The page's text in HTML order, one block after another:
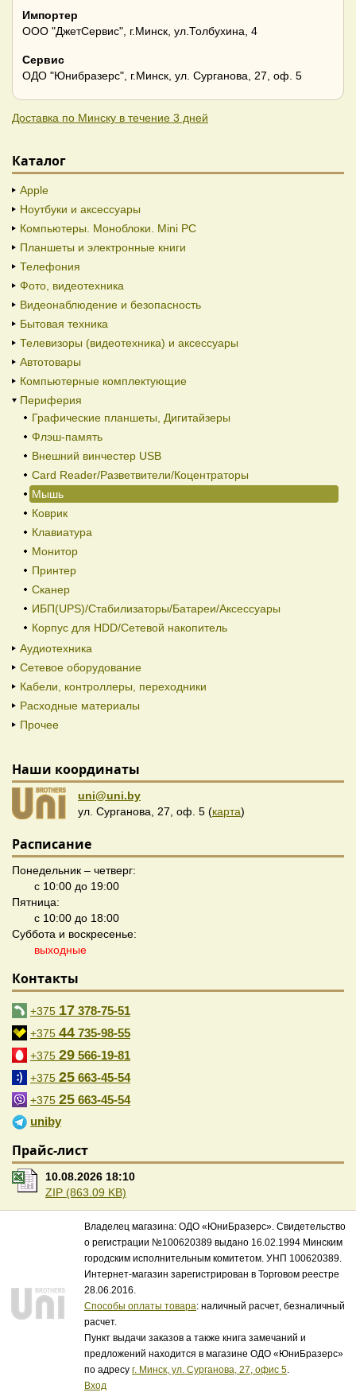
Импортер
ООО "ДжетСервис", г.Минск, ул.Толбухина, 4
Сервис
ОДО "Юнибразерс", г.Минск, ул. Сурганова, 27, оф. 5
Доставка по Минску в течение 3 дней
Каталог
Apple
Ноутбуки и аксессуары
Компьютеры. Моноблоки. Mini PC
Планшеты и электронные книги
Телефония
Фото, видеотехника
Видеонаблюдение и безопасность
Бытовая техника
Телевизоры (видеотехника) и аксессуары
Автотовары
Компьютерные комплектующие
Периферия
Графические планшеты, Дигитайзеры
Флэш-память
Внешний винчестер USB
Card Reader/Разветвители/Коцентраторы
Мышь
Коврик
Клавиатура
Монитор
Принтер
Сканер
ИБП(UPS)/Стабилизаторы/Батареи/Аксессуары
Корпус для HDD/Cетевой накопитель
Аудиотехника
Сетевое оборудование
Кабели, контроллеры, переходники
Расходные материалы
Прочее
Наши координаты
uni@uni.by
ул. Сурганова, 27, оф. 5 (карта)
Расписание
Понедельник – четверг:
с 10:00 до 19:00
Пятница:
с 10:00 до 18:00
Суббота и воскресенье:
выходные
Контакты
+375 17 378-75-51
+375 44 735-98-55
+375 29 566-19-81
+375 25 663-45-54
+375 25 663-45-54
uniby
Прайс-лист
10.08.2026 18:10
ZIP (863.09 KB)
Владелец магазина: ОДО «ЮниБразерс». Свидетельство
о регистрации №100620389 выдано 16.02.1994 Минским
городским исполнительным комитетом. УНП 100620389.
Интернет-магазин зарегистрирован в Торговом реестре
28.06.2016.
Способы оплаты товара: наличный расчет, безналичный
расчет.
Пункт выдачи заказов а также книга замечаний и
предложений находится в магазине ОДО «ЮниБразерс»
по адресу г. Минск, ул. Сурганова, 27, офис 5.
Вход